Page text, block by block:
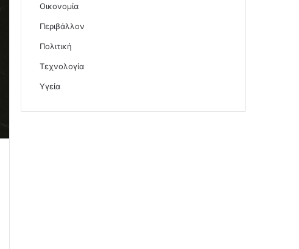
Οικονομία
Περιβάλλον
Πολιτική
Τεχνολογία
Υγεία